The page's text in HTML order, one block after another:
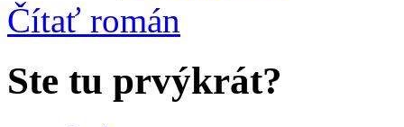
Čítať román
Ste tu prvýkrát?